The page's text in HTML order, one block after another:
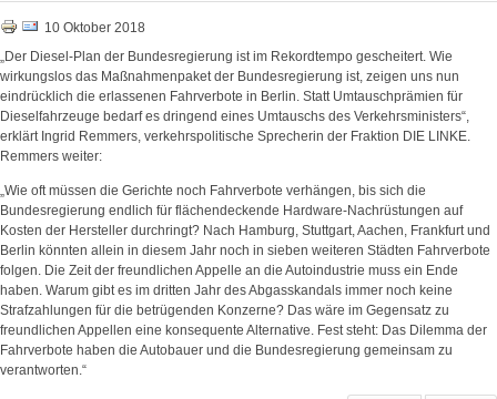
10 Oktober 2018
„Der Diesel-Plan der Bundesregierung ist im Rekordtempo gescheitert. Wie
wirkungslos das Maßnahmenpaket der Bundesregierung ist, zeigen uns nun
eindrücklich die erlassenen Fahrverbote in Berlin. Statt Umtauschprämien für
Dieselfahrzeuge bedarf es dringend eines Umtauschs des Verkehrsministers“,
erklärt Ingrid Remmers, verkehrspolitische Sprecherin der Fraktion DIE LINKE.
Remmers weiter:
„Wie oft müssen die Gerichte noch Fahrverbote verhängen, bis sich die
Bundesregierung endlich für flächendeckende Hardware-Nachrüstungen auf
Kosten der Hersteller durchringt? Nach Hamburg, Stuttgart, Aachen, Frankfurt und
Berlin könnten allein in diesem Jahr noch in sieben weiteren Städten Fahrverbote
folgen. Die Zeit der freundlichen Appelle an die Autoindustrie muss ein Ende
haben. Warum gibt es im dritten Jahr des Abgasskandals immer noch keine
Strafzahlungen für die betrügenden Konzerne? Das wäre im Gegensatz zu
freundlichen Appellen eine konsequente Alternative. Fest steht: Das Dilemma der
Fahrverbote haben die Autobauer und die Bundesregierung gemeinsam zu
verantworten.“